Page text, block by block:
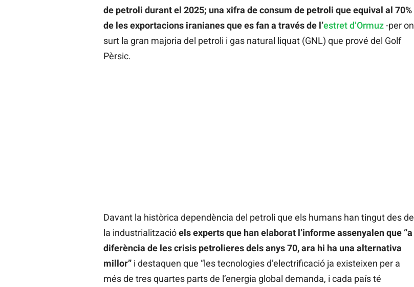
de petroli durant el 2025; una xifra de consum de petroli que equival al 70%
de les exportacions iranianes que es fan a través de l’estret d’Ormuz-per on
surt la gran majoria del petroli i gas natural liquat (GNL) que prové del Golf
Pèrsic.
Davant la històrica dependència del petroli que els humans han tingut des de
la industrialitzacióels experts que han elaborat l’informe assenyalen que “a
diferència de les crisis petrolieres dels anys 70, ara hi ha una alternativa
millor”i destaquen que “les tecnologies d’electrificació ja existeixen per a
més de tres quartes parts de l’energia global demanda, i cada país té